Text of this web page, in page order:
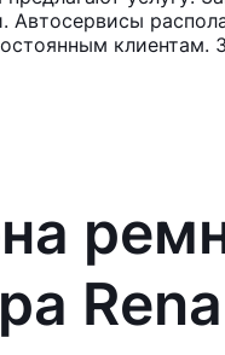
Автосервисы